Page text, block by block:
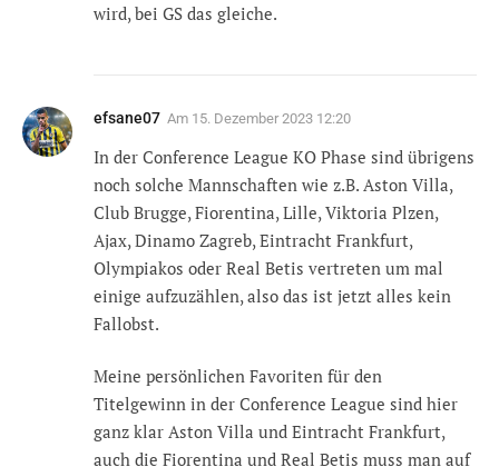
wird, bei GS das gleiche.
efsane07 Am 15. Dezember 2023 12:20
In der Conference League KO Phase sind übrigens
noch solche Mannschaften wie z.B. Aston Villa,
Club Brugge, Fiorentina, Lille, Viktoria Plzen,
Ajax, Dinamo Zagreb, Eintracht Frankfurt,
Olympiakos oder Real Betis vertreten um mal
einige aufzuzählen, also das ist jetzt alles kein
Fallobst.
Meine persönlichen Favoriten für den
Titelgewinn in der Conference League sind hier
ganz klar Aston Villa und Eintracht Frankfurt,
auch die Fiorentina und Real Betis muss man auf